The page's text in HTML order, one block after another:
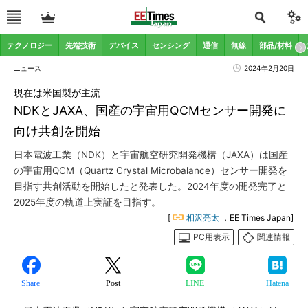
テクノロジー 先端技術 デバイス センシング 通信 無線 部品/材料
ニュース 2024年2月20日
NDKとJAXA、国産の宇宙用QCMセンサー開発に
向け共創を開始
現在は米国製が主流
日本電波工業（NDK）と宇宙航空研究開発機構（JAXA）は国産
の宇宙用QCM（Quartz Crystal Microbalance）センサー開発を
目指す共創活動を開始したと発表した。2024年度の開発完了と
2025年度の軌道上実証を目指す。
[ 相沢亮太 ，EE Times Japan]
PC用表示
関連情報
Share Post LINE Hatena